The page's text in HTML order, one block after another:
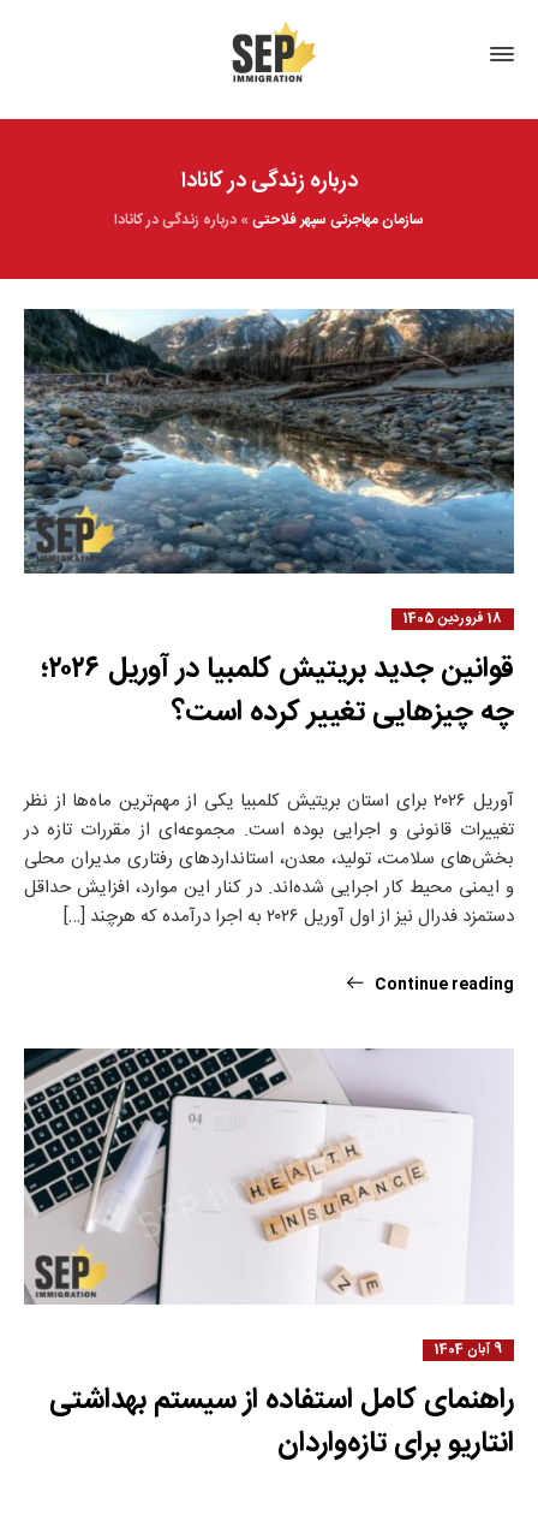
درباره زندگی در کانادا
سازمان مهاجرتی سپهر فلاحتی» درباره زندگی در کانادا
18 فروردین 1405
قوانین جدید بریتیش کلمبیا در آوریل ۲۰۲۶؛
چه چیزهایی تغییر کرده است؟
آوریل ۲۰۲۶ برای استان بریتیش کلمبیا یکی از مهم‌ترین ماه‌ها از نظر
تغییرات قانونی و اجرایی بوده است. مجموعه‌ای از مقررات تازه در
بخش‌های سلامت، تولید، معدن، استانداردهای رفتاری مدیران محلی
و ایمنی محیط کار اجرایی شده‌اند. در کنار این موارد، افزایش حداقل
دستمزد فدرال نیز از اول آوریل ۲۰۲۶ به اجرا درآمده که هرچند […]
Continue reading
9 آبان 1404
راهنمای کامل استفاده از سیستم بهداشتی
انتاریو برای تازه‌واردان